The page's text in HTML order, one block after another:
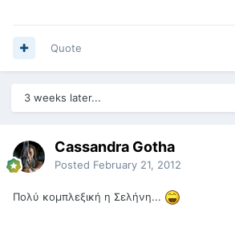
Quote
3 weeks later...
Cassandra Gotha
Posted February 21, 2012
Πολύ κομπλεξική η Σελήνη...